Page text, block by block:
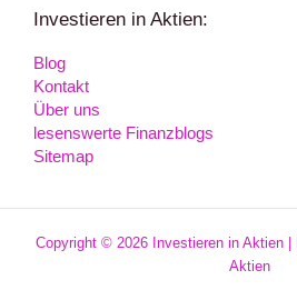
Investieren in Aktien:
Blog
Kontakt
Über uns
lesenswerte Finanzblogs
Sitemap
Copyright © 2026 Investieren in Aktien
Aktien